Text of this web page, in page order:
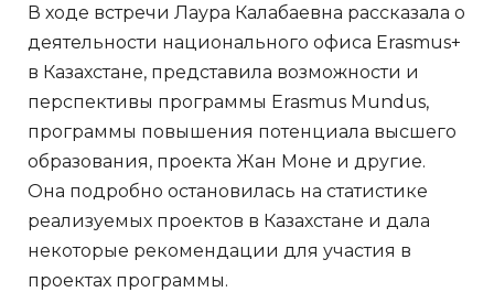
В ходе встречи Лаура Калабаевна рассказала о
деятельности национального офиса Erasmus+
в Казахстане, представила возможности и
перспективы программы Erasmus Mundus,
программы повышения потенциала высшего
образования, проекта Жан Моне и другие.
Она подробно остановилась на статистике
реализуемых проектов в Казахстане и дала
некоторые рекомендации для участия в
проектах программы.